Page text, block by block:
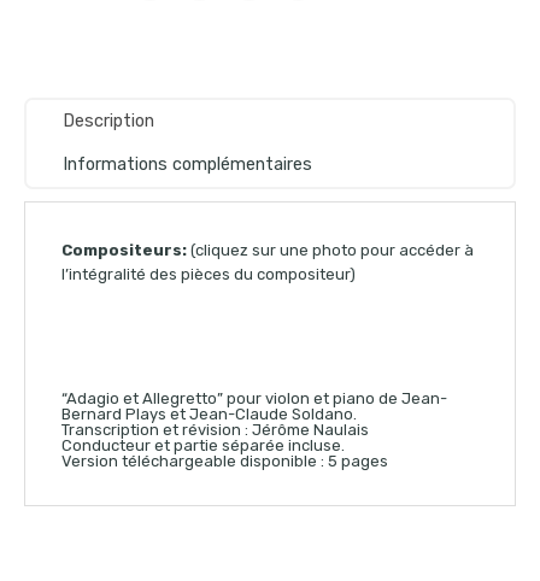
Description
Informations complémentaires
Compositeurs: (cliquez sur une photo pour accéder à
l’intégralité des pièces du compositeur)
“Adagio et Allegretto” pour violon et piano de Jean-
Bernard Plays et Jean-Claude Soldano.
Transcription et révision : Jérôme Naulais
Conducteur et partie séparée incluse.
Version téléchargeable disponible : 5 pages